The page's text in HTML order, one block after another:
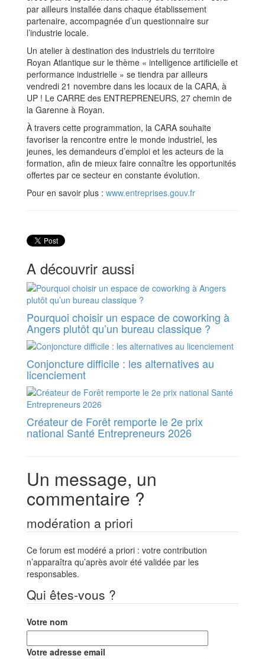
par ailleurs installée dans chaque établissement
partenaire, accompagnée d’un questionnaire sur
l’industrie locale.
Un atelier à destination des industriels du territoire
Royan Atlantique sur le thème « intelligence artificielle et
performance industrielle » se tiendra par ailleurs
vendredi 21 novembre dans les locaux de la CARA, à
UP ! Le CARRE des ENTREPRENEURS, 27 chemin de
la Garenne à Royan.
À travers cette programmation, la CARA souhaite
favoriser la rencontre entre le monde industriel, les
jeunes, les demandeurs d’emploi et les acteurs de la
formation, afin de mieux faire connaître les opportunités
offertes par ce secteur en constante évolution.
Pour en savoir plus : www.entreprises.gouv.fr
A découvrir aussi
Pourquoi choisir un espace de coworking à
Angers plutôt qu’un bureau classique ?
Conjoncture difficile : les alternatives au
licenciement
Créateur de Forêt remporte le 2e prix
national Santé Entrepreneurs 2026
Un message, un
commentaire ?
modération a priori
Ce forum est modéré a priori : votre contribution
n’apparaîtra qu’après avoir été validée par les
responsables.
Qui êtes-vous ?
Votre nom
Votre adresse email